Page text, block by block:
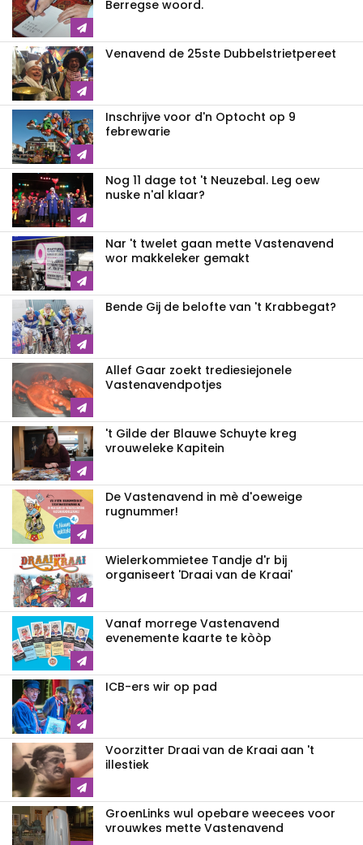
Berregse woord.
Venavend de 25ste Dubbelstrietpereet
Inschrijve voor d'n Optocht op 9
febrewarie
Nog 11 dage tot 't Neuzebal. Leg oew
nuske n'al klaar?
Nar 't twelet gaan mette Vastenavend
wor makkeleker gemakt
Bende Gij de belofte van 't Krabbegat?
Allef Gaar zoekt trediesiejonele
Vastenavendpotjes
't Gilde der Blauwe Schuyte kreg
vrouweleke Kapitein
De Vastenavend in mè d'oeweige
rugnummer!
Wielerkommietee Tandje d'r bij
organiseert 'Draai van de Kraai'
Vanaf morrege Vastenavend
evenemente kaarte te kòòp
ICB-ers wir op pad
Voorzitter Draai van de Kraai aan 't
illestiek
GroenLinks wul opebare weecees voor
vrouwkes mette Vastenavend